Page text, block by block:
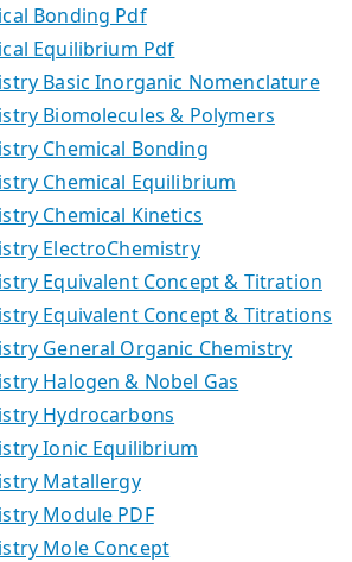
Bonding Pdf
Equilibrium Pdf
Basic Inorganic Nomenclature
Biomolecules & Polymers
Chemical Bonding
Chemical Equilibrium
Chemical Kinetics
ElectroChemistry
Equivalent Concept & Titration
Equivalent Concept & Titrations
General Organic Chemistry
Halogen & Nobel Gas
Hydrocarbons
Ionic Equilibrium
Matallergy
Module PDF
Mole Concept